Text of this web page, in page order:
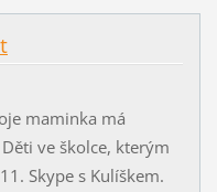
maminka má
ve školce, kterým
Skype s Kulíškem.